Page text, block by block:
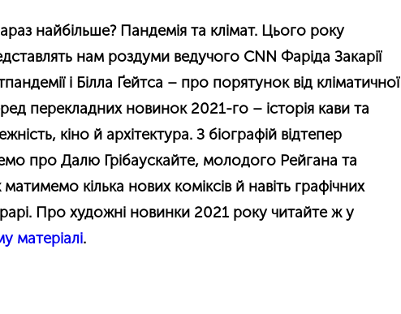
найбільше? Пандемія та клімат. Цього року
нам роздуми ведучого CNN Фаріда Закарії
і Білла Ґейтса – про порятунок від кліматичної
перекладних новинок 2021-го – історія кави та
кіно й архітектура. З біографій відтепер
про Далю Грібаускайте, молодого Рейгана та
кілька нових коміксів й навіть графічних
Про художні новинки 2021 року читайте ж у
матеріалі.